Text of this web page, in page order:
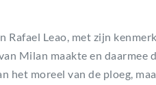
Leao, met zijn
Milan maakte en daarmee
het moreel van de ploeg,